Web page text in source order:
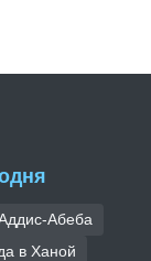
Абеба
в Ханой